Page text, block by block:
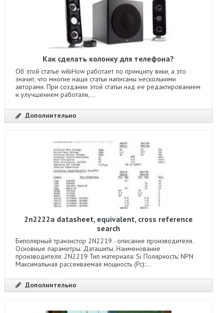
Как сделать колонку для телефона?
Об этой статье wikiHow работает по принципу вики, а это
значит, что многие наши статьи написаны несколькими
авторами. При создании этой статьи над ее редактированием
и улучшением работали,...
Дополнительно
2n2222a datasheet, equivalent, cross reference
search
Биполярный транзистор 2N2219 - описание производителя.
Основные параметры. Даташиты. Наименование
производителя: 2N2219 Тип материала: Si Полярность: NPN
Максимальная рассеиваемая мощность (Pc):...
Дополнительно